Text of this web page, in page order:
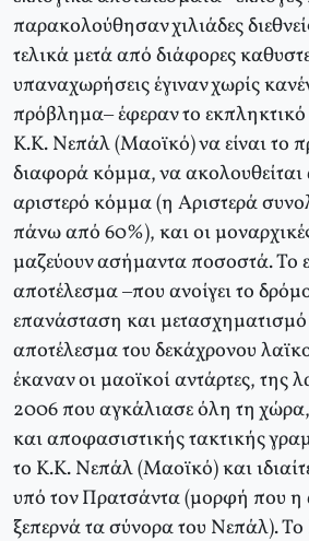
παρακολούθησαν χιλιάδες
τελικά μετά από διάφορες
υπαναχωρήσεις έγιναν χωρίς
πρόβλημα– έφεραν το
Κ.Κ. Νεπάλ (Μαοϊκό) να είναι το
διαφορά κόμμα, να
αριστερό κόμμα (η Αριστερά
πάνω από 60%), και οι
μαζεύουν ασήμαντα ποσοστά. Το
αποτέλεσμα –που ανοίγει το
επανάσταση και
αποτέλεσμα του δεκάχρονου
έκαναν οι μαοϊκοί αντάρτες, της
2006 που αγκάλιασε όλη τη χώρα,
και αποφασιστικής τακτικής
το Κ.Κ. Νεπάλ (Μαοϊκό) και
υπό τον Πρατσάντα (μορφή που η
ξεπερνά τα σύνορα του Νεπάλ).